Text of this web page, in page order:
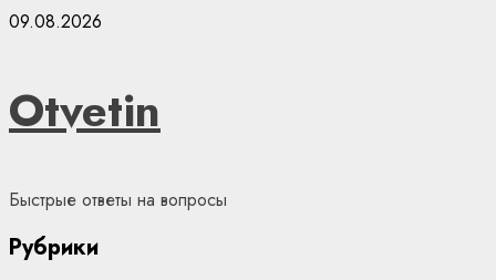
Skip
09.08.2026
Otvetin
Быстрые ответы на вопросы
Рубрики